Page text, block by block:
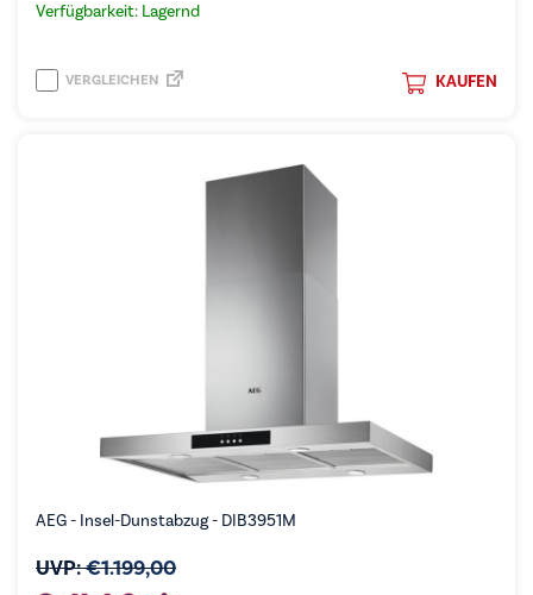
Verfügbarkeit: Lagernd
KAUFEN
VERGLEICHEN
AEG - Insel-Dunstabzug - DIB3951M
UVP:€1.199,00